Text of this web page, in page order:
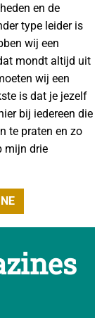
en de
type leider is
wij een
mondt altijd uit
wij een
is dat je jezelf
bij iedereen die
te praten en zo
mijn drie